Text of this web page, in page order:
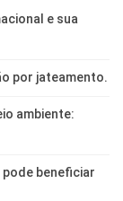
e sua
por jateamento.
ambiente:
beneficiar